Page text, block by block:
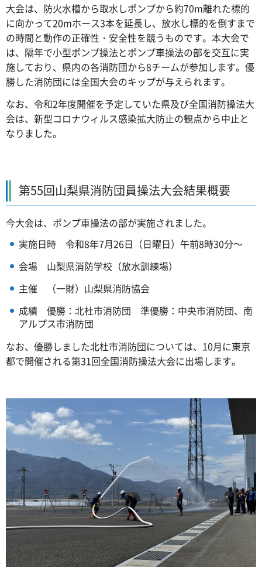
大会は、防火水槽から取水しポンプから約70m離れた標的
に向かって20mホース3本を延長し、放水し標的を倒すまで
の時間と動作の正確性・安全性を競うものです。本大会で
は、隔年で小型ポンプ操法とポンプ車操法の部を交互に実
施しており、県内の各消防団から8チームが参加します。優
勝した消防団には全国大会のキップが与えられます。
なお、令和2年度開催を予定していた県及び全国消防操法大
会は、新型コロナウィルス感染拡大防止の観点から中止と
なりました。
第55回山梨県消防団員操法大会結果概要
今大会は、ポンプ車操法の部が実施されました。
実施日時
令和8年7月26日（日曜日）午前8時30分～
会場
山梨県消防学校（放水訓練場）
主催
（一財）山梨県消防協会
成績
優勝：北杜市消防団 準優勝：中央市消防団、南
アルプス市消防団
なお、優勝しました北杜市消防団については、10月に東京
都で開催される第31回全国消防操法大会に出場します。